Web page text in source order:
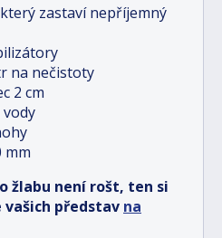
zastaví nepříjemný
na nečistoty
2 cm
mm
žlabu není rošt, ten si
představ na